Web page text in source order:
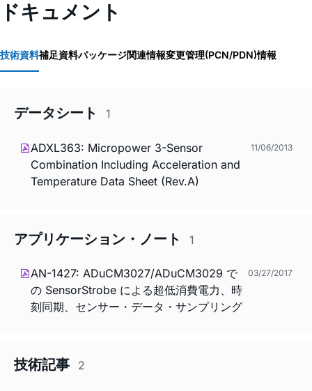
ドキュメント
技術資料補足資料パッケージ関連情報変更管理(PCN/PDN)情報
データシート 1
ADXL363: Micropower 3-Sensor
Combination Including Acceleration and
Temperature Data Sheet (Rev.A)
11/06/2013
アプリケーション・ノート 1
AN-1427: ADuCM3027/ADuCM3029 で
の SensorStrobe による超低消費電力、時
刻同期、センサー・データ・サンプリング
03/27/2017
技術記事 2